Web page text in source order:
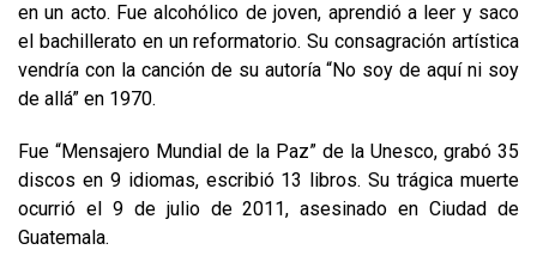
en un acto. Fue alcohólico de joven, aprendió a leer y saco
el bachillerato en un reformatorio. Su consagración artística
vendría con la canción de su autoría “No soy de aquí ni soy
de allá” en 1970.
Fue “Mensajero Mundial de la Paz” de la Unesco, grabó 35
discos en 9 idiomas, escribió 13 libros. Su trágica muerte
ocurrió el 9 de julio de 2011, asesinado en Ciudad de
Guatemala.